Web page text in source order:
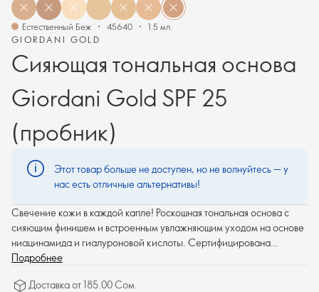
GIORDANI GOLD
Сияющая тональная основа
Giordani Gold SPF 25
(пробник)
Естественный Беж 45640 1.5 мл.
Этот товар больше не доступен, но не волнуйтесь — у
нас есть отличные альтернативы!
Свечение кожи в каждой капле! Роскошная тональная основа с
сияющим финишем и встроенным увлажняющим уходом на основе
ниацинамида и гиалуроновой кислоты. Сертифицирована
Веганским Обществом™.
Подробнее
Доставка от 185.00 Сом.